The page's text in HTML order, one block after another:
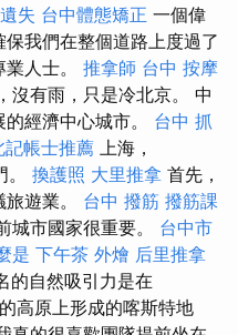
失 台中體態矯正 一個偉
我們在整個道路上度過了
人士。 推拿師 台中 按摩
沒有雨，只是冷北京。 中
經濟中心城市。 台中 抓
記帳士推薦 上海，
換護照 大里推拿 首先，
遊業。 台中 撥筋 撥筋課
城市國家很重要。 台中市
是 下午茶 外燴 后里推拿
的自然吸引力是在
高原上形成的喀斯特地